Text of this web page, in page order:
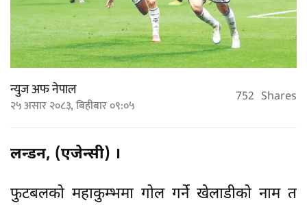
न्युज अफ नेपाल
२५ असार २०८३, बिहीबार ०९:०५ 752 Shares
लन्डन, (एजेन्सी) ।
फुटबलको महाकुम्भमा गोल गर्ने खेलाडीको नाम त